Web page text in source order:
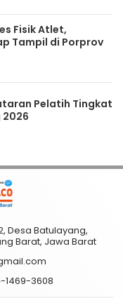
Fisik Atlet,
Tampil di Porprov
Pelatih Tingkat
2026
Desa Batulayang,
Barat, Jawa Barat
1469-3608